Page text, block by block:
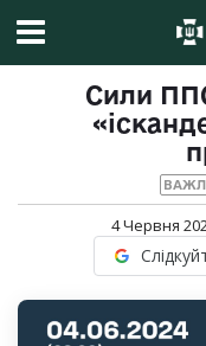
Сили
4 Червня